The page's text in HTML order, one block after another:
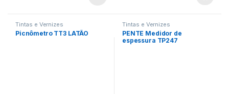
Tintas e Vernizes
Picnômetro TT3 LATÃO
Tintas e Vernizes
PENTE Medidor de
espessura TP247